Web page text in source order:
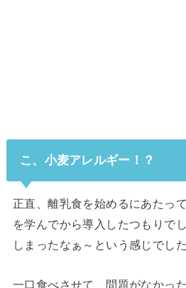
こ、小麦アレルギー！？
正直、離乳食を始めるにあたっ
を学んでから導入したつもりで
しまったなぁ～という感じでした
一口食べさせて、問題がなかっ